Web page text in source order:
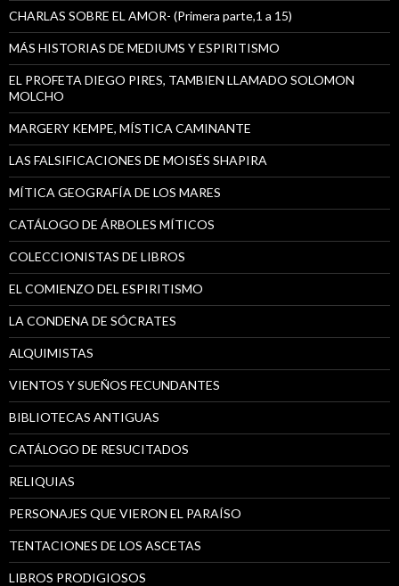
CHARLAS SOBRE EL AMOR- (Primera parte,1 a 15)
MÁS HISTORIAS DE MEDIUMS Y ESPIRITISMO
EL PROFETA DIEGO PIRES, TAMBIEN LLAMADO SOLOMON
MOLCHO
MARGERY KEMPE, MÍSTICA CAMINANTE
LAS FALSIFICACIONES DE MOISÉS SHAPIRA
MÍTICA GEOGRAFÍA DE LOS MARES
CATÁLOGO DE ÁRBOLES MÍTICOS
COLECCIONISTAS DE LIBROS
EL COMIENZO DEL ESPIRITISMO
LA CONDENA DE SÓCRATES
ALQUIMISTAS
VIENTOS Y SUEÑOS FECUNDANTES
BIBLIOTECAS ANTIGUAS
CATÁLOGO DE RESUCITADOS
RELIQUIAS
PERSONAJES QUE VIERON EL PARAÍSO
TENTACIONES DE LOS ASCETAS
LIBROS PRODIGIOSOS